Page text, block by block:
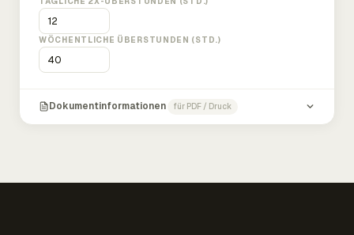
WÖCHENTLICHE ÜBERSTUNDEN (STD.)
Dokumentinformationen für PDF / Druck